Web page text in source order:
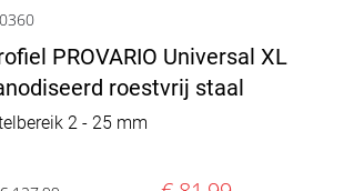
PROVARIO Universal XL
roestvrij staal
2 - 25 mm